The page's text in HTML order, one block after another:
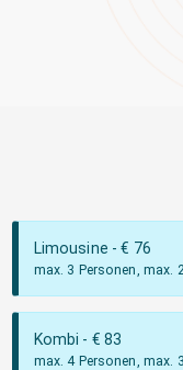
Limousine - € 76
max. 3 Personen, max.
Kombi - € 83
max. 4 Personen, max.